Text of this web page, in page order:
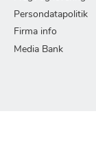
Persondatapolitik
Firma info
Media Bank